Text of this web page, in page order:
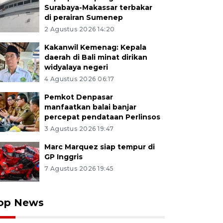
Surabaya-Makassar terbakar
di perairan Sumenep
2 Agustus 2026 14:20
Kakanwil Kemenag: Kepala
daerah di Bali minat dirikan
widyalaya negeri
4 Agustus 2026 06:17
Pemkot Denpasar
manfaatkan balai banjar
percepat pendataan Perlinsos
3 Agustus 2026 19:47
Marc Marquez siap tempur di
GP Inggris
7 Agustus 2026 19:45
News